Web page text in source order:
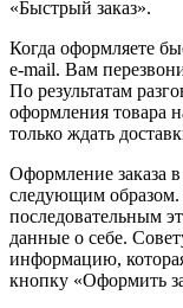
«Быстрый заказ».
Когда оформляете
e-mail. Вам
По результатам
оформления товара
только ждать
Оформление заказа
следующим образом.
последовательным
данные о себе.
информацию,
кнопку «Оформить